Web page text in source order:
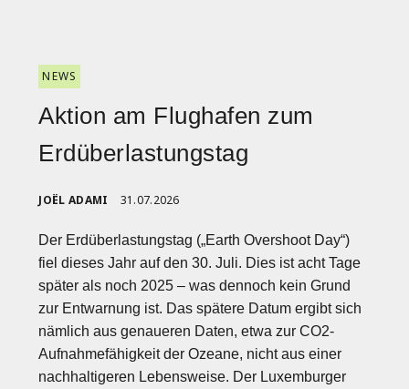
NEWS
Aktion am Flughafen zum
Erdüberlastungstag
JOËL ADAMI 31.07.2026
Der Erdüberlastungstag („Earth Overshoot Day“)
fiel dieses Jahr auf den 30. Juli. Dies ist acht Tage
später als noch 2025 – was dennoch kein Grund
zur Entwarnung ist. Das spätere Datum ergibt sich
nämlich aus genaueren Daten, etwa zur CO2-
Aufnahmefähigkeit der Ozeane, nicht aus einer
nachhaltigeren Lebensweise. Der Luxemburger